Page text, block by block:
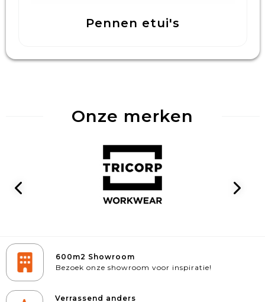
Pennen etui's
Onze merken
600m2 Showroom
Bezoek onze showroom voor inspiratie!
Verrassend anders